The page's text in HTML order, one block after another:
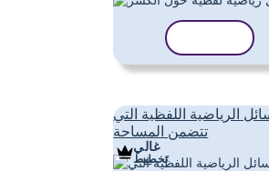
الرياضية اللفظية التي
تتضمن المساحة
غالي
تَخطِيط